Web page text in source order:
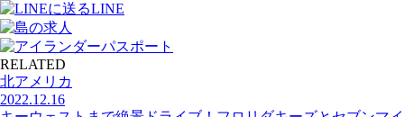
LINE
RELATED
北アメリカ
2022.12.16